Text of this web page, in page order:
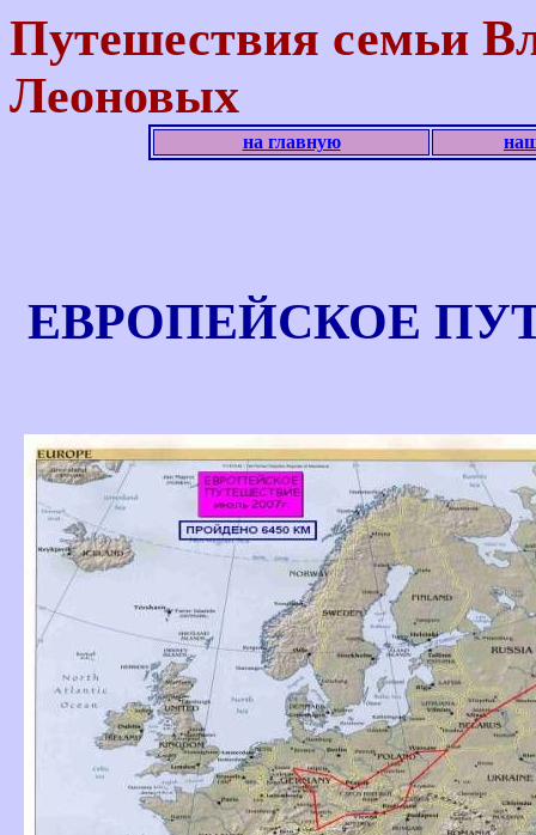
Путешествия семьи
Леоновых
на главную
ЕВРОПЕЙСКОЕ